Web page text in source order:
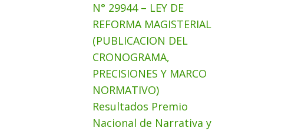
N° 29944 – LEY DE
REFORMA MAGISTERIAL
(PUBLICACION DEL
CRONOGRAMA,
PRECISIONES Y MARCO
NORMATIVO)
Resultados Premio
Nacional de Narrativa y